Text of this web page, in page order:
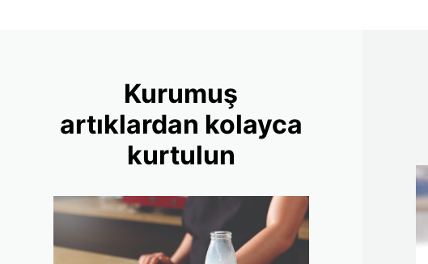
Kurumuş
artıklardan kolayca
kurtulun